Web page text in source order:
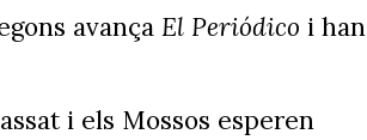
avança El Periódico i han
i els Mossos esperen